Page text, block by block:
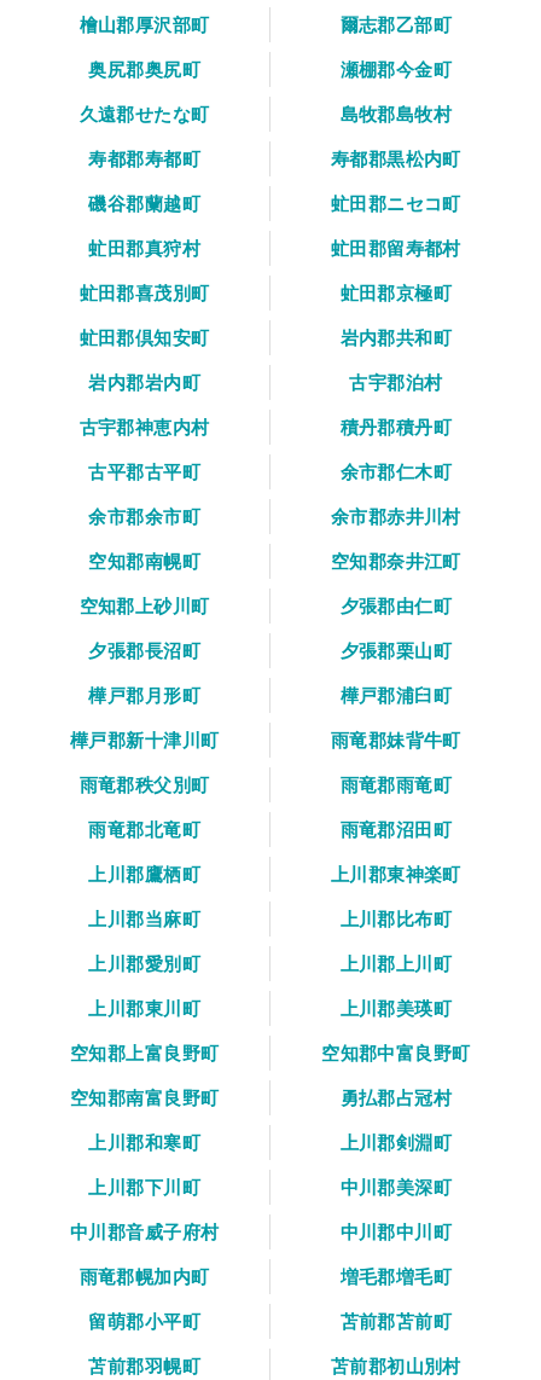
檜山郡厚沢部町
爾志郡乙部町
奥尻郡奥尻町
瀬棚郡今金町
久遠郡せたな町
島牧郡島牧村
寿都郡寿都町
寿都郡黒松内町
磯谷郡蘭越町
虻田郡ニセコ町
虻田郡真狩村
虻田郡留寿都村
虻田郡喜茂別町
虻田郡京極町
虻田郡倶知安町
岩内郡共和町
岩内郡岩内町
古宇郡泊村
古宇郡神恵内村
積丹郡積丹町
古平郡古平町
余市郡仁木町
余市郡余市町
余市郡赤井川村
空知郡南幌町
空知郡奈井江町
空知郡上砂川町
夕張郡由仁町
夕張郡長沼町
夕張郡栗山町
樺戸郡月形町
樺戸郡浦臼町
樺戸郡新十津川町
雨竜郡妹背牛町
雨竜郡秩父別町
雨竜郡雨竜町
雨竜郡北竜町
雨竜郡沼田町
上川郡鷹栖町
上川郡東神楽町
上川郡当麻町
上川郡比布町
上川郡愛別町
上川郡上川町
上川郡東川町
上川郡美瑛町
空知郡上富良野町
空知郡中富良野町
空知郡南富良野町
勇払郡占冠村
上川郡和寒町
上川郡剣淵町
上川郡下川町
中川郡美深町
中川郡音威子府村
中川郡中川町
雨竜郡幌加内町
増毛郡増毛町
留萌郡小平町
苫前郡苫前町
苫前郡羽幌町
苫前郡初山別村